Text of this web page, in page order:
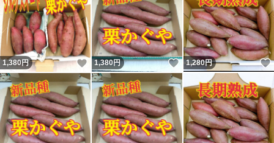
1,380円 いいね！
1,380円 いいね！
1,280円